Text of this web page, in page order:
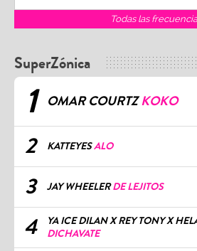
Todas las
SuperZónica
1 OMAR COURTZKOKO
2 KATTEYESALO
3 JAY WHEELERDE LEJITOS
4
YA ICE DILAN X REY TONY X
DICHAVATE